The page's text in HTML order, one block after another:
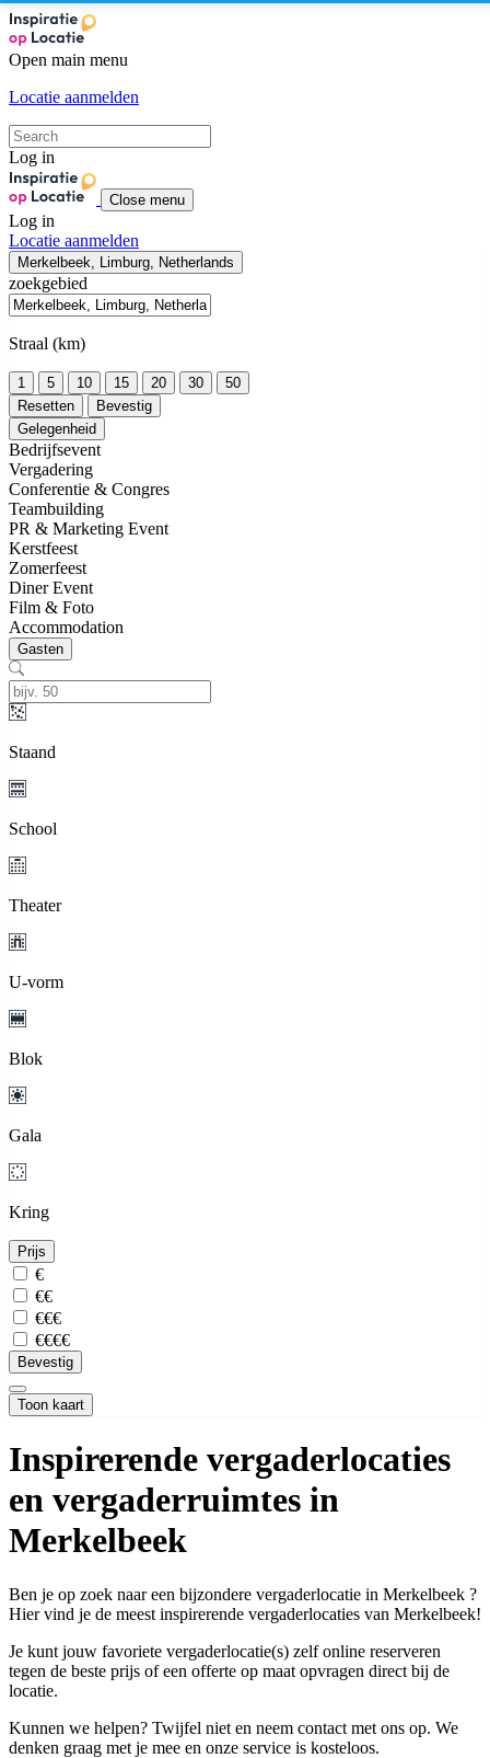
Open main menu
Locatie aanmelden
Log in
Close menu
Log in
Locatie aanmelden
Merkelbeek, Limburg, Netherlands
zoekgebied
Straal (km)
1 5 10 15 20 30
50
Resetten
Bevestig
Gelegenheid
Bedrijfsevent
Vergadering
Conferentie & Congres
Teambuilding
PR & Marketing Event
Kerstfeest
Zomerfeest
Diner Event
Film & Foto
Accommodation
Gasten
Staand
School
Theater
U-vorm
Blok
Gala
Kring
Prijs
€
€€
€€€
€€€€
Bevestig
Toon kaart
Inspirerende vergaderlocaties
en vergaderruimtes in
Merkelbeek
Ben je op zoek naar een bijzondere vergaderlocatie in Merkelbeek ?
Hier vind je de meest inspirerende vergaderlocaties van Merkelbeek!
Je kunt jouw favoriete vergaderlocatie(s) zelf online reserveren
tegen de beste prijs of een offerte op maat opvragen direct bij de
locatie.
Kunnen we helpen? Twijfel niet en neem contact met ons op. We
denken graag met je mee en onze service is kosteloos.